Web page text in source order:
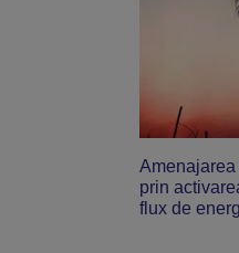
prin
flux de